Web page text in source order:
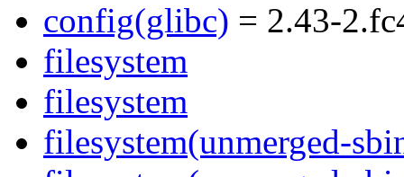
config(glibc) = 2.43-
filesystem
filesystem
filesystem(unmerged-